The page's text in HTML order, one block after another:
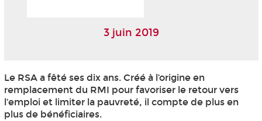
3 juin 2019
Le RSA a fêté ses dix ans. Créé à l’origine en
remplacement du RMI pour favoriser le retour vers
l’emploi et limiter la pauvreté, il compte de plus en
plus de bénéficiaires.